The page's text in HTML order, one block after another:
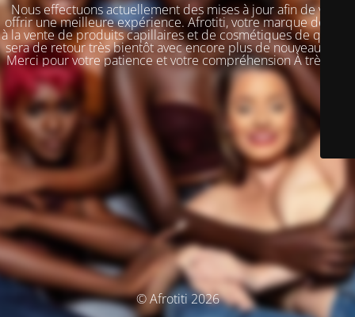
Nous effectuons actuellement des mises à jour afin de vous
offrir une meilleure expérience. Afrotiti, votre marque dédiée
à la vente de produits capillaires et de cosmétiques de qualité,
sera de retour très bientôt avec encore plus de nouveautés !!!
Merci pour votre patience et votre compréhension À très vite
© Afrotiti 2026